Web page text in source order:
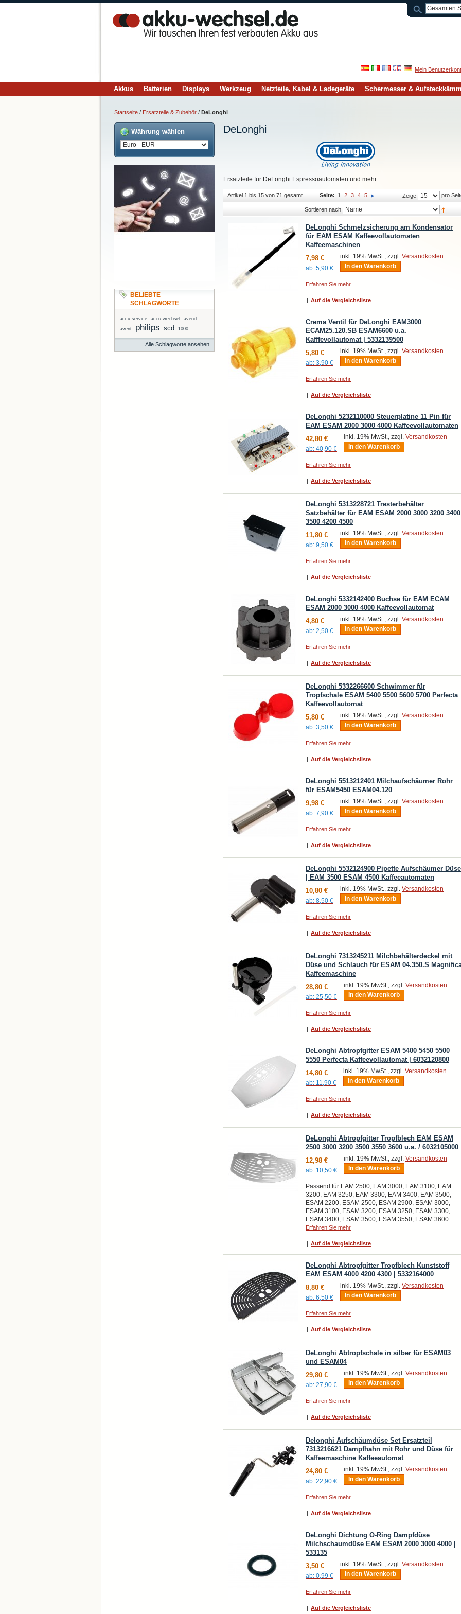
Mein
Akkus Batterien Displays Werkzeug Netzteile, Kabel & Ladegeräte Schermesser &
Startseite / Ersatzteile & Zubehör / DeLonghi
DeLonghi
Ersatzteile für DeLonghi Espressoautomaten und mehr
Artikel 1 bis 15 von 71 gesamt Zeige pro
Seite: 1 2 3 4 5
Sortieren nach
DeLonghi Schmelzsicherung am Kondensator
für EAM ESAM Kaffeevollautomaten
Kaffeemaschinen
7,98 €
ab: 5,90 €
inkl. 19% MwSt., zzgl. Versandkosten
In den Warenkorb
Erfahren Sie mehr
| Auf die Vergleichsliste
Crema Ventil für DeLonghi EAM3000
ECAM25.120.SB ESAM6600 u.a.
Kafffevollautomat | 5332139500
5,80 €
ab: 3,90 €
inkl. 19% MwSt., zzgl. Versandkosten
In den Warenkorb
Erfahren Sie mehr
| Auf die Vergleichsliste
DeLonghi 5232110000 Steuerplatine 11 Pin für
EAM ESAM 2000 3000 4000 Kaffeevollautomaten
42,80 €
ab: 40,90 €
inkl. 19% MwSt., zzgl. Versandkosten
In den Warenkorb
Erfahren Sie mehr
| Auf die Vergleichsliste
DeLonghi 5313228721 Tresterbehälter
Satzbehälter für EAM ESAM 2000 3000 3200 3400
3500 4200 4500
11,80 €
ab: 9,50 €
inkl. 19% MwSt., zzgl. Versandkosten
In den Warenkorb
Erfahren Sie mehr
| Auf die Vergleichsliste
DeLonghi 5332142400 Buchse für EAM ECAM
ESAM 2000 3000 4000 Kaffeevollautomat
4,80 €
ab: 2,50 €
inkl. 19% MwSt., zzgl. Versandkosten
In den Warenkorb
Erfahren Sie mehr
| Auf die Vergleichsliste
DeLonghi 5332266600 Schwimmer für
Tropfschale ESAM 5400 5500 5600 5700 Perfecta
Kaffeevollautomat
5,80 €
ab: 3,50 €
inkl. 19% MwSt., zzgl. Versandkosten
In den Warenkorb
Erfahren Sie mehr
| Auf die Vergleichsliste
DeLonghi 5513212401 Milchaufschäumer Rohr
für ESAM5450 ESAM04.120
9,98 €
ab: 7,90 €
inkl. 19% MwSt., zzgl. Versandkosten
In den Warenkorb
Erfahren Sie mehr
| Auf die Vergleichsliste
DeLonghi 5532124900 Pipette Aufschäumer Düse
| EAM 3500 ESAM 4500 Kaffeeautomaten
10,80 €
ab: 8,50 €
inkl. 19% MwSt., zzgl. Versandkosten
In den Warenkorb
Erfahren Sie mehr
| Auf die Vergleichsliste
DeLonghi 7313245211 Milchbehälterdeckel mit
Düse und Schlauch für ESAM 04.350.S
Kaffeemaschine
28,80 €
ab: 25,50 €
inkl. 19% MwSt., zzgl. Versandkosten
In den Warenkorb
Erfahren Sie mehr
| Auf die Vergleichsliste
DeLonghi Abtropfgitter ESAM 5400 5450 5500
5550 Perfecta Kaffeevollautomat | 6032120800
14,80 €
ab: 11,90 €
inkl. 19% MwSt., zzgl. Versandkosten
In den Warenkorb
Erfahren Sie mehr
| Auf die Vergleichsliste
DeLonghi Abtropfgitter Tropfblech EAM ESAM
2500 3000 3200 3500 3550 3600 u.a. / 6032105000
12,98 €
ab: 10,50 €
inkl. 19% MwSt., zzgl. Versandkosten
In den Warenkorb
Passend für EAM 2500, EAM 3000, EAM 3100, EAM
3200, EAM 3250, EAM 3300, EAM 3400, EAM 3500,
ESAM 2200, ESAM 2500, ESAM 2900, ESAM 3000,
ESAM 3100, ESAM 3200, ESAM 3250, ESAM 3300,
ESAM 3400, ESAM 3500, ESAM 3550, ESAM 3600
Erfahren Sie mehr
| Auf die Vergleichsliste
DeLonghi Abtropfgitter Tropfblech Kunststoff
EAM ESAM 4000 4200 4300 | 5332164000
8,80 €
ab: 6,50 €
inkl. 19% MwSt., zzgl. Versandkosten
In den Warenkorb
Erfahren Sie mehr
| Auf die Vergleichsliste
DeLonghi Abtropfschale in silber für ESAM03
und ESAM04
29,80 €
ab: 27,90 €
inkl. 19% MwSt., zzgl. Versandkosten
In den Warenkorb
Erfahren Sie mehr
| Auf die Vergleichsliste
Delonghi Aufschäumdüse Set Ersatzteil
7313216621 Dampfhahn mit Rohr und Düse für
Kaffeemaschine Kaffeeautomat
24,80 €
ab: 22,90 €
inkl. 19% MwSt., zzgl. Versandkosten
In den Warenkorb
Erfahren Sie mehr
| Auf die Vergleichsliste
DeLonghi Dichtung O-Ring Dampfdüse
Milchschaumdüse EAM ESAM 2000 3000 4000 |
533135
3,50 €
ab: 0,99 €
inkl. 19% MwSt., zzgl. Versandkosten
In den Warenkorb
Erfahren Sie mehr
| Auf die Vergleichsliste
Währung wählen
BELIEBTE
SCHLAGWORTE
accu-service accu-wechsel
avend
avent
philips scd 1000
Alle Schlagworte ansehen